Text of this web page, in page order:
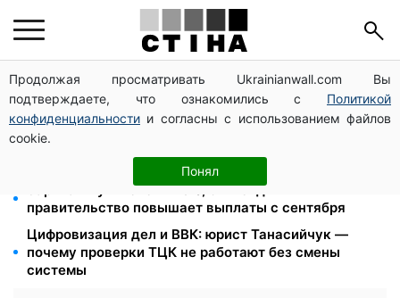
Продолжая просматривать Ukrainianwall.com Вы
подтверждаете, что ознакомились с Политикой
конфиденциальности и согласны с использованием файлов
cookie.
Понял
26 000 подписей — Зеленский поручил СНБО
лишать водителей прав за систематические
нарушения
Пенсия для III группы инвалидности с 1 сентября: от
2595 до 10 625 грн — кто сколько получит
Зарплаты учителей +20%, стипендии ×2:
правительство повышает выплаты с сентября
Цифровизация дел и ВВК: юрист Танасийчук —
почему проверки ТЦК не работают без смены
системы